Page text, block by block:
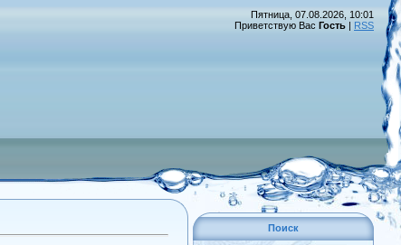
Пятница, 07.08.2026, 10:01
Приветствую Вас Гость | RSS
Поиск